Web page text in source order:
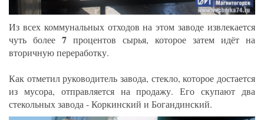
Из всех коммунальных отходов на этом заводе извлекается
чуть более 7 процентов сырья, которое затем идёт на
вторичную переработку.
Как отметил руководитель завода, стекло, которое достается
из мусора, отправляется на продажу. Его скупают два
стекольных завода - Коркинский и Богандинский.